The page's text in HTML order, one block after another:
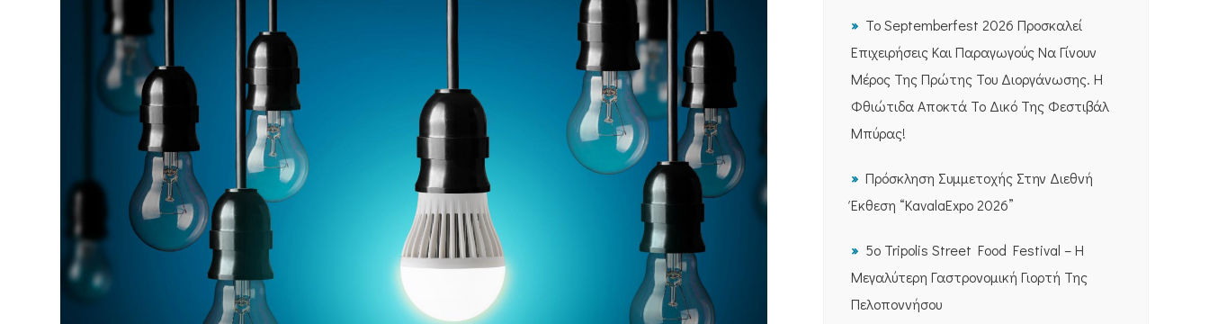
Το Septemberfest 2026 Προσκαλεί
Επιχειρήσεις Και Παραγωγούς Να Γίνουν
Μέρος Της Πρώτης Του Διοργάνωσης. Η
Φθιώτιδα Αποκτά Το Δικό Της Φεστιβάλ
Μπύρας!
Πρόσκληση Συμμετοχής Στην Διεθνή
Έκθεση “KavalaExpo 2026”
5ο Tripolis Street Food Festival – Η
Μεγαλύτερη Γαστρονομική Γιορτή Της
Πελοποννήσου